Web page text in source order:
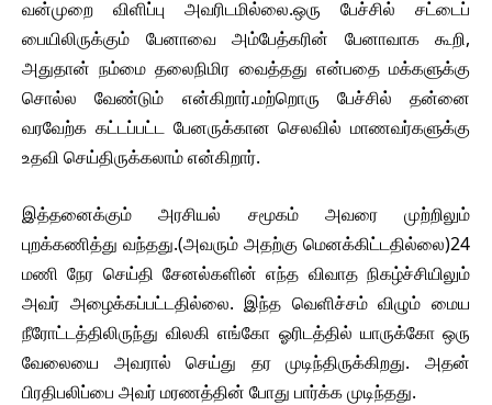
வன்முறை விளிப்பு அவரிடமில்லை.ஒரு பேச்சில் சட்டைப்
பையிலிருக்கும் பேனாவை அம்பேத்கரின் பேனாவாக கூறி,
அதுதான் நம்மை தலைநிமிர வைத்தது என்பதை மக்களுக்கு
சொல்ல வேண்டும் என்கிறார்.மற்றொரு பேச்சில் தன்னை
வரவேற்க கட்டப்பட்ட பேனருக்கான செலவில் மாணவர்களுக்கு
உதவி செய்திருக்கலாம் என்கிறார்.
இத்தனைக்கும் அரசியல் சமூகம் அவரை முற்றிலும்
புறக்கணித்து வந்தது.(அவரும் அதற்கு மெனக்கிட்டதில்லை)24
மணி நேர செய்தி சேனல்களின் எந்த விவாத நிகழ்ச்சியிலும்
அவர் அழைக்கப்பட்டதில்லை. இந்த வெளிச்சம் விழும் மைய
நீரோட்டத்திலிருந்து விலகி எங்கோ ஓரிடத்தில் யாருக்கோ ஒரு
வேலையை அவரால் செய்து தர முடிந்திருக்கிறது. அதன்
பிரதிபலிப்பை அவர் மரணத்தின் போது பார்க்க முடிந்தது.